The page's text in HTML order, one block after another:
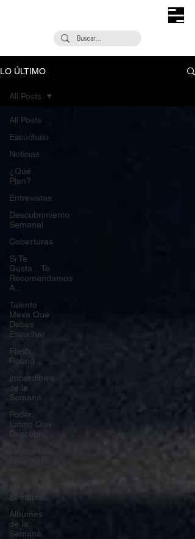
LO ÚLTIMO
All Posts
Escúchalo
Noticias
¿Qué
Plan?
Entrevistas
Descubrimiento
Semanal
Coberturas
Si Te
Gusta... Te
Recomendamos
A...
Talento
Mexa Que
Debes
Escuchar
Flash
Round
Imperdibles
de la
Semana
Poder
Latino Que
Descubrir
Semanal
Álbumes
de la
Semana
All Posts